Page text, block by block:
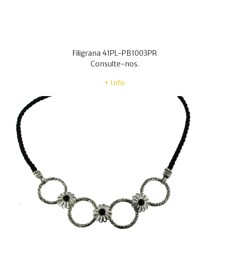
Filigrana 41PL-PB1003PR
Consulte-nos.
+ Info